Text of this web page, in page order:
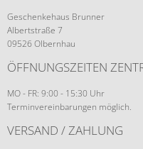
Geschenkehaus Brunner
Albertstraße 7
09526 Olbernhau
ÖFFNUNGSZEITEN
MO - FR: 9:00 - 15:30 Uhr
Terminvereinbarungen möglich.
VERSAND / ZAHLUNG